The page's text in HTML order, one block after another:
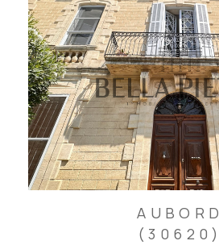
AUBORD
(30620)